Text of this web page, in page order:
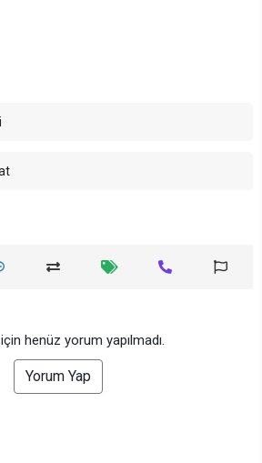
henüz yorum yapılmadı.
Yorum Yap